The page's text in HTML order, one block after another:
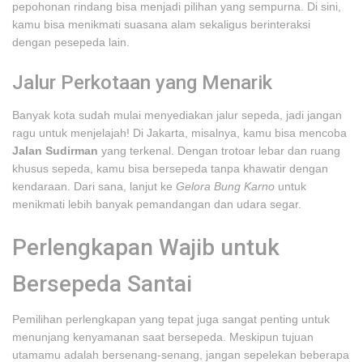
pepohonan rindang bisa menjadi pilihan yang sempurna. Di sini,
kamu bisa menikmati suasana alam sekaligus berinteraksi
dengan pesepeda lain.
Jalur Perkotaan yang Menarik
Banyak kota sudah mulai menyediakan jalur sepeda, jadi jangan
ragu untuk menjelajah! Di Jakarta, misalnya, kamu bisa mencoba
Jalan Sudirman yang terkenal. Dengan trotoar lebar dan ruang
khusus sepeda, kamu bisa bersepeda tanpa khawatir dengan
kendaraan. Dari sana, lanjut ke Gelora Bung Karno untuk
menikmati lebih banyak pemandangan dan udara segar.
Perlengkapan Wajib untuk
Bersepeda Santai
Pemilihan perlengkapan yang tepat juga sangat penting untuk
menunjang kenyamanan saat bersepeda. Meskipun tujuan
utamamu adalah bersenang-senang, jangan sepelekan beberapa